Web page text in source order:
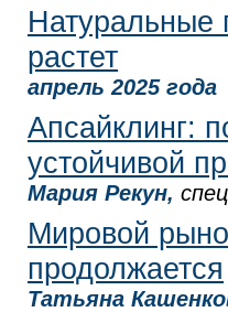
Натуральные
растет
апрель 2025 года
Апсайклинг:
устойчивой
Мария Рекун,
Мировой
продолжается
Татьяна